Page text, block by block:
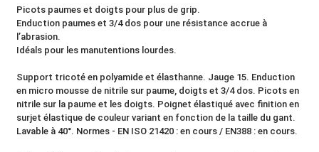
Picots paumes et doigts pour plus de grip.
Enduction paumes et 3/4 dos pour une résistance accrue à
l’abrasion.
Idéals pour les manutentions lourdes.
Support tricoté en polyamide et élasthanne. Jauge 15. Enduction
en micro mousse de nitrile sur paume, doigts et 3/4 dos. Picots en
nitrile sur la paume et les doigts. Poignet élastiqué avec finition en
surjet élastique de couleur variant en fonction de la taille du gant.
Lavable à 40°. Normes - EN ISO 21420 : en cours / EN388 : en cours.